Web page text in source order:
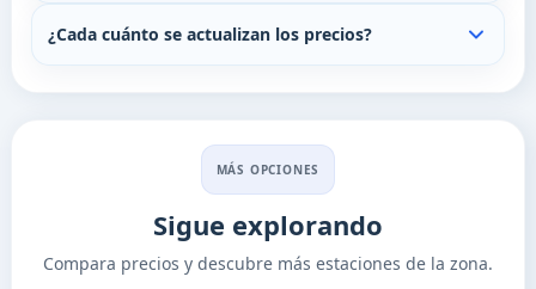
¿Cada cuánto se actualizan los precios?
MÁS OPCIONES
Sigue explorando
Compara precios y descubre más estaciones de la zona.